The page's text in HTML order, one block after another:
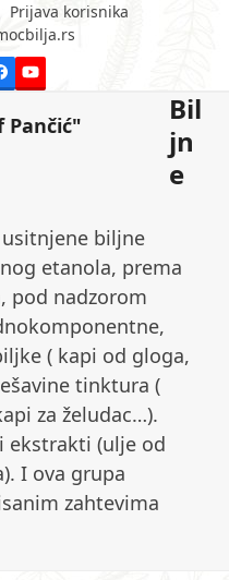
Prijava korisnika
YouTube
Bil
jn
e
biljne
etanola, prema
pod nadzorom
( kapi od gloga,
tinktura (
za želudac…).
ekstrakti (ulje od
I ova grupa
zahtevima